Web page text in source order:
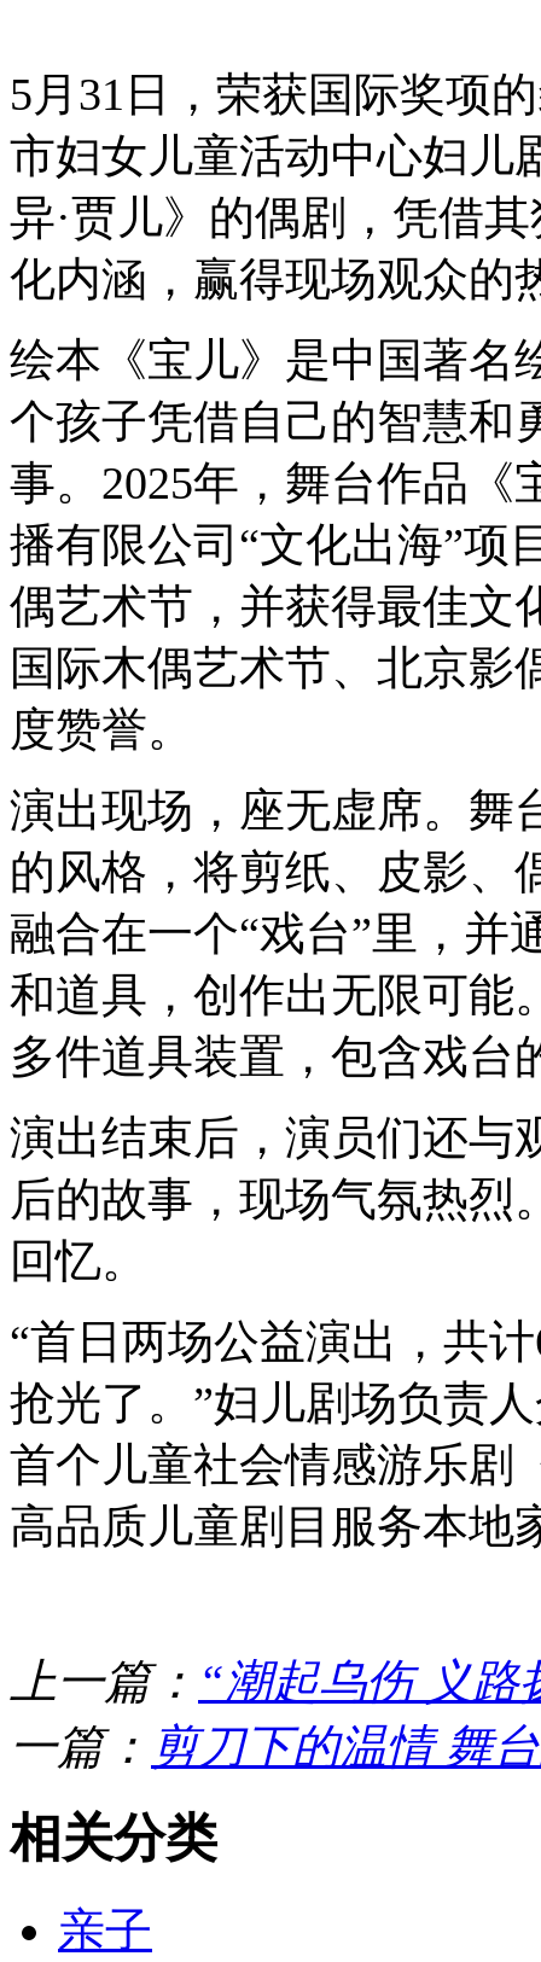
5月31日，荣获国际奖项
市妇女儿童活动中心妇儿
异·贾儿》的偶剧，凭借
化内涵，赢得现场观众的
绘本《宝儿》是中国著名
个孩子凭借自己的智慧和
事。2025年，舞台作品
播有限公司“文化出海”项
偶艺术节，并获得最佳文
国际木偶艺术节、北京影
度赞誉。
演出现场，座无虚席。舞
的风格，将剪纸、皮影、
融合在一个“戏台”里，并
和道具，创作出无限可能
多件道具装置，包含戏台
演出结束后，演员们还与
后的故事，现场气氛热烈
回忆。
“首日两场公益演出，共
抢光了。”妇儿剧场负责
首个儿童社会情感游乐剧
高品质儿童剧目服务本地
上一篇： “潮起乌伤 义路
一篇： 剪刀下的温情 舞
相关分类
亲子